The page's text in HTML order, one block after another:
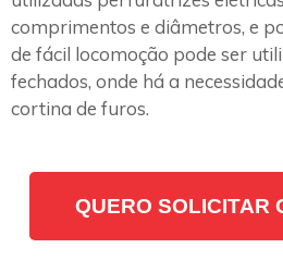
comprimentos e diâmetros, e
de fácil locomoção pode ser
fechados, onde há a
cortina de furos.
QUERO SOLICITAR